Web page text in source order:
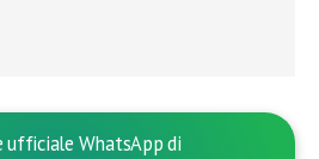
ufficiale WhatsApp di